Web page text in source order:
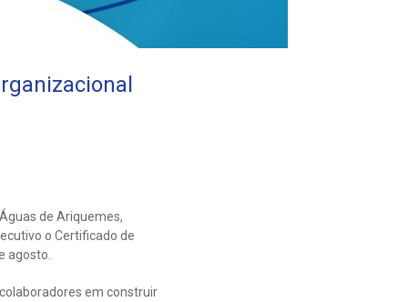
de Ariquemes,
o Certificado de
agosto.
em construir